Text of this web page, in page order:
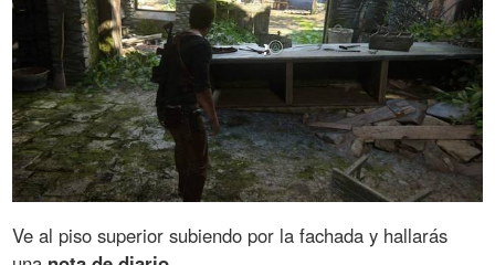
Ve al piso superior subiendo por la fachada y hallarás